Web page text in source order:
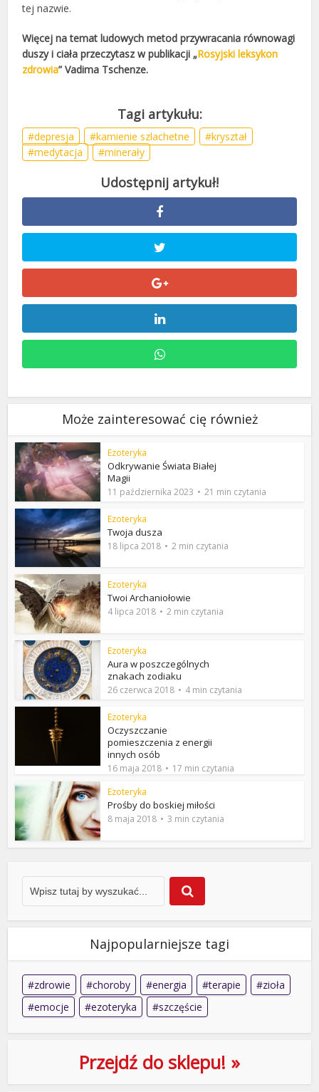
tej nazwie.
Więcej na temat ludowych metod przywracania równowagi
duszy i ciała przeczytasz w publikacji „Rosyjski leksykon
zdrowia” Vadima Tschenze.
depresja kamienie szlachetne
kryształ
medytacja
minerały
Może zainteresować cię również
Ezoteryka
Odkrywanie Świata Białej
Magii
11 października 2023 21 min czytania
Ezoteryka
Twoja dusza
18 lipca 2018 2 min czytania
Ezoteryka
Twoi Archaniołowie
4 lipca 2018 2 min czytania
Ezoteryka
Aura w poszczególnych
znakach zodiaku
26 czerwca 2018 4 min czytania
Ezoteryka
Oczyszczanie
pomieszczenia z energii
innych osób
16 maja 2018
17 min czytania
Ezoteryka
Prośby do boskiej miłości
8 maja 2018 3 min czytania
Najpopularniejsze tagi
zdrowie choroby energia terapie
zioła
emocje
ezoteryka szczęście
Przejdź do sklepu! »